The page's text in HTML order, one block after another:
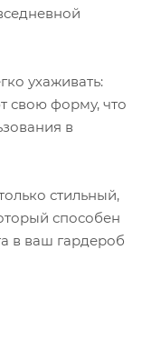
ухаживать:
свою форму, что
в
стильный,
способен
в ваш гардероб